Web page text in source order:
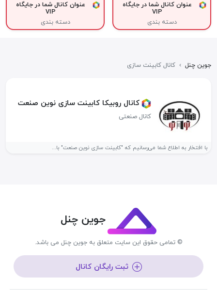
عنوان کانال شما در جایگاه
VIP
دسته بندی
عنوان کانال شما در جایگاه
VIP
دسته بندی
جوین چنل › کانال کابینت سازی
کانال روبیکا کابینت سازی نوین صنعت
کانال صنعتی
با افتخار به اطلاع شما می‌رسانیم که "کابینت سازی نوین صنعت" با...
جوین چنل
© تمامی حقوق این سایت متعلق به جوین چنل می باشد.
ثبت رایگان کانال